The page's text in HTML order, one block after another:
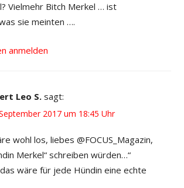
Vielmehr Bitch Merkel … ist
sie meinten ….
anmelden
Leo S. sagt:
2017 um 18:45 Uhr
wohl los, liebes @FOCUS_Magazin,
Merkel“ schreiben würden…“
wäre für jede Hündin eine echte